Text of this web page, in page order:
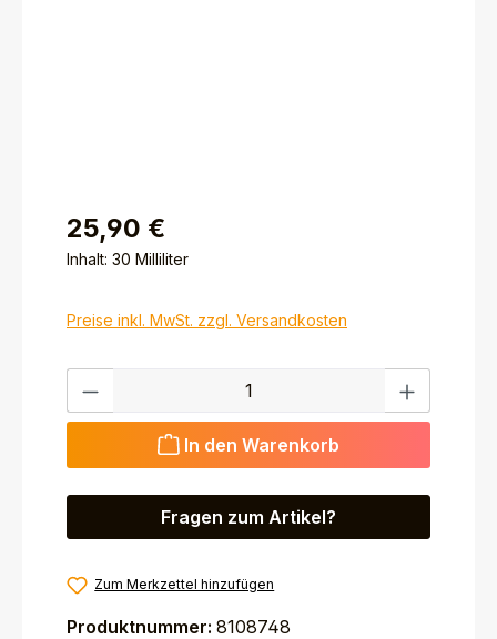
25,90 €
Inhalt: 30 Milliliter
Preise inkl. MwSt. zzgl. Versandkosten
Produkt Anzahl: Gib den gewünschten Wert ein
In den Warenkorb
Fragen zum Artikel?
Zum Merkzettel hinzufügen
Produktnummer: 8108748